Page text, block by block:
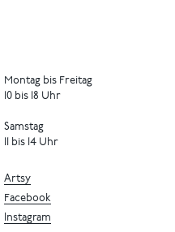
Montag bis Freitag
10 bis 18 Uhr
Samstag
11 bis 14 Uhr
Artsy
Facebook
Instagram